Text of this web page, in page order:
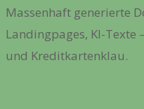
Massenhaft generierte
Landingpages, KI-
und Kreditkartenklau.